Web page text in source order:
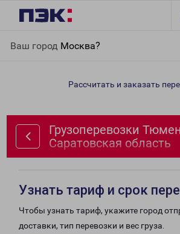
Ваш город Москва?
область
Рассчитать и заказать
Грузоперевозки
Саратовская область
Узнать тариф и срок
Чтобы узнать тариф, укажите город
доставки, тип перевозки и вес груза.